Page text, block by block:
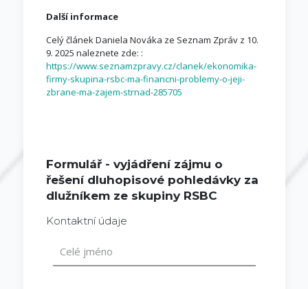
Další informace
Celý článek Daniela Nováka ze Seznam Zpráv z 10.
9. 2025 naleznete zde: :
https://www.seznamzpravy.cz/clanek/ekonomika-
firmy-skupina-rsbc-ma-financni-problemy-o-jeji-
zbrane-ma-zajem-strnad-285705
Formulář - vyjádření zájmu o
řešení dluhopisové pohledávky za
dlužníkem ze skupiny RSBC
Kontaktní údaje